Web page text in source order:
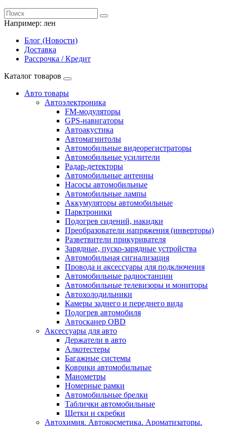
Например: лен
Блог (Новости)
Доставка
Рассрочка / Кредит
Каталог товаров
Авто товары
Автоэлектроника
FM-модуляторы
GPS-навигаторы
Автоакустика
Автомагнитолы
Автомобильные видеорегистраторы
Автомобильные усилители
Радар-детекторы
Автомобильные антенны
Насосы автомобильные
Автомобильные лампы
Аккумуляторы автомобильные
Парктроники
Подогрев сидений, накидки
Преобразователи напряжения (инверторы)
Разветвители прикуривателя
Зарядные, пуско-зарядные устройства
Автомобильная сигнализация
Провода и аксессуары для подключения
Автомобильные радиостанции
Автомобильные телевизоры и мониторы
Автохолодильники
Камеры заднего и переднего вида
Подогрев автомобиля
Автосканер OBD
Аксессуары для авто
Держатели в авто
Алкотестеры
Багажные системы
Коврики автомобильные
Манометры
Номерные рамки
Автомобильные брелки
Таблички автомобильные
Щетки и скребки
Автохимия. Автокосметика. Ароматизаторы.